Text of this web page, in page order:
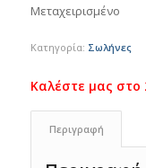
Μεταχειρισμένο
Κατηγορία: Σωλήνες
Περιγραφή